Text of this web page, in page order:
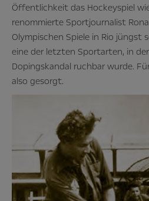
Öffentlichkeit das Hockeyspiel
renommierte Sportjournalist
Olympischen Spiele in Rio jüngst
eine der letzten Sportarten, in
Dopingskandal ruchbar wurde.
also gesorgt.